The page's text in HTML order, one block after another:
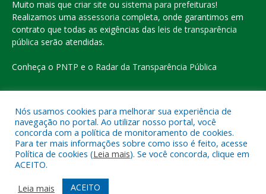
Muito mais que criar site ou sistema para prefeituras!
Realizamos uma assessoria completa, onde garantimos em
contrato que todas as exigências das leis de transparência
pública serão atendidas.
Conheça o PNTP e o Radar da Transparência Pública
Todos os direitos reservados a Prefeitura Municipal de Eldorado
do Carajás
Mapa do Site
Acessar o Webmail
Nós usamos cookies para melhorar sua experiência de
navegação no portal. Ao utilizar nosso portal, você
concorda com a política de monitoramento de cookies.
Para ter mais informações sobre como isso é feito, acesse
Política de cookies (Leia mais). Se você concorda, clique em
ACEITO.
Leia mais
ACEITO